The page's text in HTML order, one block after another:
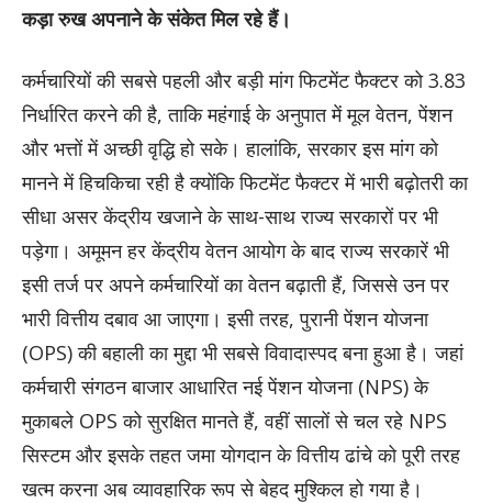
कड़ा रुख अपनाने के संकेत मिल रहे हैं।
कर्मचारियों की सबसे पहली और बड़ी मांग फिटमेंट फैक्टर को 3.83
निर्धारित करने की है, ताकि महंगाई के अनुपात में मूल वेतन, पेंशन
और भत्तों में अच्छी वृद्धि हो सके। हालांकि, सरकार इस मांग को
मानने में हिचकिचा रही है क्योंकि फिटमेंट फैक्टर में भारी बढ़ोतरी का
सीधा असर केंद्रीय खजाने के साथ-साथ राज्य सरकारों पर भी
पड़ेगा। अमूमन हर केंद्रीय वेतन आयोग के बाद राज्य सरकारें भी
इसी तर्ज पर अपने कर्मचारियों का वेतन बढ़ाती हैं, जिससे उन पर
भारी वित्तीय दबाव आ जाएगा। इसी तरह, पुरानी पेंशन योजना
(OPS) की बहाली का मुद्दा भी सबसे विवादास्पद बना हुआ है। जहां
कर्मचारी संगठन बाजार आधारित नई पेंशन योजना (NPS) के
मुकाबले OPS को सुरक्षित मानते हैं, वहीं सालों से चल रहे NPS
सिस्टम और इसके तहत जमा योगदान के वित्तीय ढांचे को पूरी तरह
खत्म करना अब व्यावहारिक रूप से बेहद मुश्किल हो गया है।